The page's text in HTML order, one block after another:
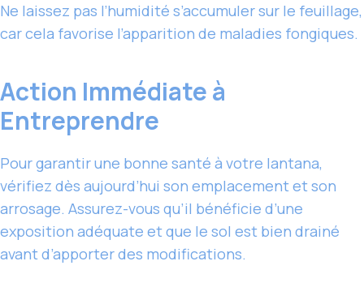
Ne laissez pas l’humidité s’accumuler sur le feuillage,
car cela favorise l’apparition de maladies fongiques.
Action Immédiate à
Entreprendre
Pour garantir une bonne santé à votre lantana,
vérifiez dès aujourd’hui son emplacement et son
arrosage. Assurez-vous qu’il bénéficie d’une
exposition adéquate et que le sol est bien drainé
avant d’apporter des modifications.